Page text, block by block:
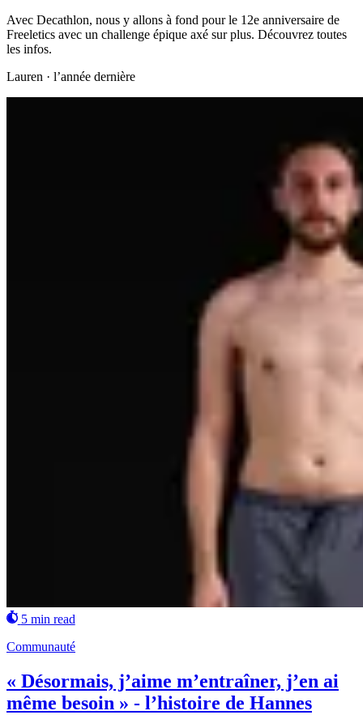
Avec Decathlon, nous y allons à fond pour le 12e anniversaire de
Freeletics avec un challenge épique axé sur plus. Découvrez toutes
les infos.
Lauren · l’année dernière
5 min read
Communauté
« Désormais, j’aime m’entraîner, j’en ai
même besoin » - l’histoire de Hannes